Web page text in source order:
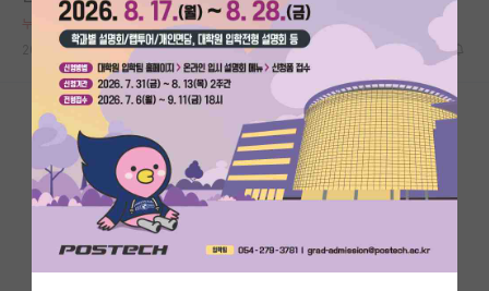
연구실&오픈랩
커뮤니티
커뮤니티 홈
전체글보기
베스트 게시판
IF 명예의전당
자유 게시판(아무개랩)
누적 신고가 20개 이상인 사용자입니다.
2026.05.17
8 2235